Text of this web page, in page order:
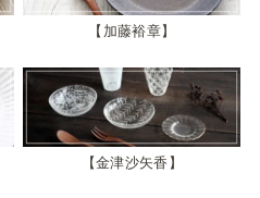
加藤裕章
金津沙矢香